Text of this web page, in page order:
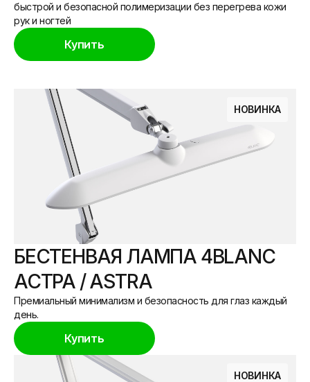
быстрой и безопасной полимеризации без перегрева кожи
рук и ногтей
Купить
НОВИНКА
БЕСТЕНВАЯ ЛАМПА 4BLANC
АСТРА / ASTRA
Премиальный минимализм и безопасность для глаз каждый
день.
Купить
НОВИНКА